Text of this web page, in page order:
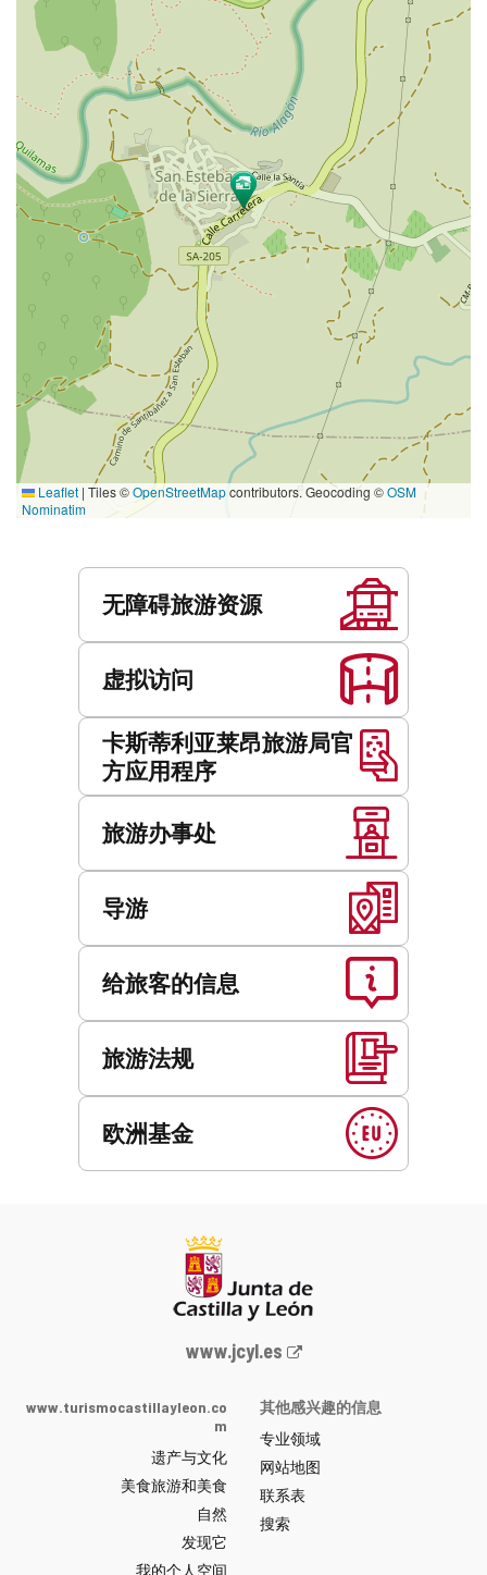
Leaflet | Tiles ©OpenStreetMapcontributors. Geocoding ©OSM
Nominatim
无障碍旅游资源
虚拟访问
卡斯蒂利亚莱昂旅游局官
方应用程序
旅游办事处
导游
给旅客的信息
旅游法规
欧洲基金
Junta
y
León
网
站
门
户
-
www.jcyl.es
www.turismocastillayleon.co
m
遗产与文化
美食旅游和美食
自然
发现它
我的个人空间
其他感兴趣的信息
专业领域
网站地图
联系表
搜索